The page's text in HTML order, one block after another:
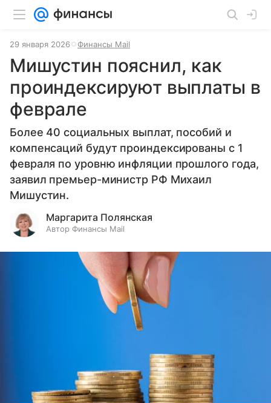
29 января 2026 Финансы Mail
Мишустин пояснил, как
проиндексируют выплаты в
феврале
Более 40 социальных выплат, пособий и
компенсаций будут проиндексированы с 1
февраля по уровню инфляции прошлого года,
заявил премьер-министр РФ Михаил
Мишустин.
Маргарита Полянская
Автор Финансы Mail